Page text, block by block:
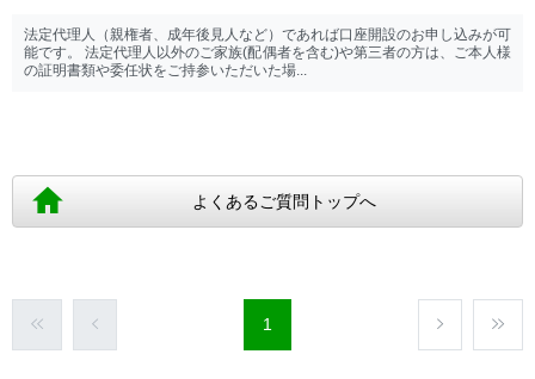
法定代理人（親権者、成年後見人など）であれば口座開設のお申し込みが可
能です。 法定代理人以外のご家族(配偶者を含む)や第三者の方は、ご本人様
の証明書類や委任状をご持参いただいた場...
よくあるご質問トップへ
1